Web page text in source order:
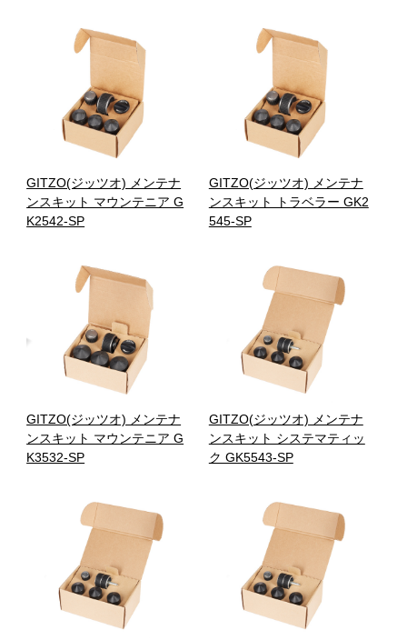
GITZO(ジッツオ) メンテナ
ンスキット マウンテニア G
K2542-SP
GITZO(ジッツオ) メンテナ
ンスキット トラベラー GK2
545-SP
GITZO(ジッツオ) メンテナ
ンスキット マウンテニア G
K3532-SP
GITZO(ジッツオ) メンテナ
ンスキット システマティッ
ク GK5543-SP